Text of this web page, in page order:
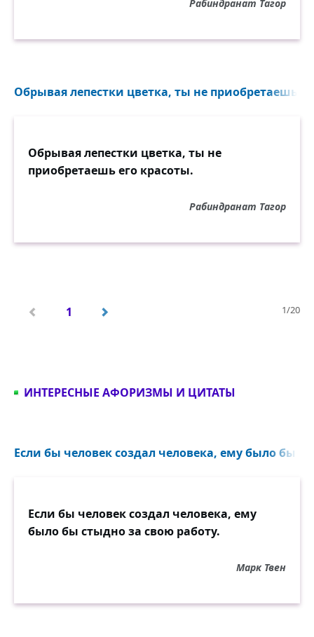
Рабиндранат Тагор
Обрывая лепестки цветка, ты не приобретаешь
Обрывая лепестки цветка, ты не
приобретаешь его красоты.
Рабиндранат Тагор
1/20
1
ИНТЕРЕСНЫЕ АФОРИЗМЫ И ЦИТАТЫ
Если бы человек создал человека, ему было бы
Если бы человек создал человека, ему
было бы стыдно за свою работу.
Марк Твен